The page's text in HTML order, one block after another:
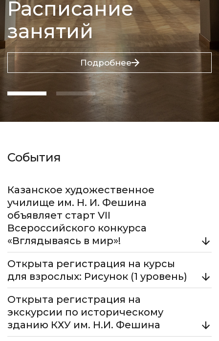
Расписание
занятий
Подробнее
События
Казанское художественное
училище им. Н. И. Фешина
объявляет старт VII
Всероссийского конкурса
«Вглядываясь в мир»!
В 2026 году конкурс приурочен к 120-летнему
юбилею Агнии Барто.
Подробнее
Открыта регистрация на курсы
для взрослых: Рисунок (1 уровень)
Старт занятий - 18 марта. Программа первого
уровня рассчитана на тех, кто хочет освоить
основы академического рисунка и графические
техники с нуля.
Открыта регистрация на
экскурсии по историческому
зданию КХУ им. Н.И. Фешина